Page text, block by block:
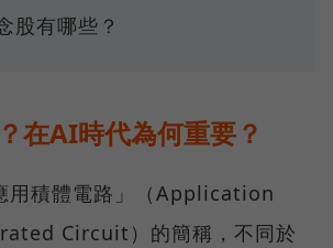
股有哪些？
在AI時代為何重要？
用積體電路」（Application
Circuit）的簡稱，不同於